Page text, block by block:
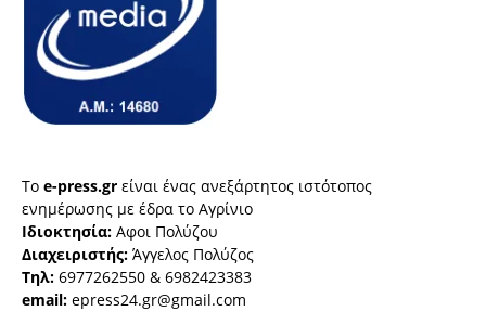
Το e-press.gr είναι ένας ανεξάρτητος ιστότοπος
ενημέρωσης με έδρα το Αγρίνιο
Ιδιοκτησία: Αφοι Πολύζου
Διαχειριστής: Άγγελος Πολύζος
Τηλ: 6977262550 & 6982423383
email: epress24.gr@gmail.com